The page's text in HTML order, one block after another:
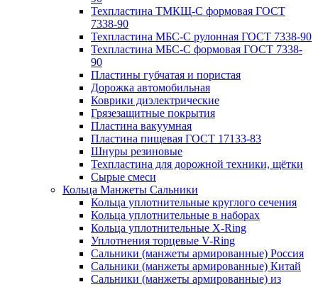
Техпластина ТМКЩ-С формовая ГОСТ
7338-90
Техпластина МБС-С рулонная ГОСТ 7338-90
Техпластина МБС-С формовая ГОСТ 7338-
90
Пластины губчатая и пористая
Дорожка автомобильная
Коврики диэлектрические
Грязезащитные покрытия
Пластина вакуумная
Пластина пищевая ГОСТ 17133-83
Шнуры резиновые
Техпластина для дорожной техники, щётки
Сырые смеси
Кольца Манжеты Сальники
Кольца уплотнительные круглого сечения
Кольца уплотнительные в наборах
Кольца уплотнительные Х-Ring
Уплотнения торцевые V-Ring
Сальники (манжеты армированные) Россия
Сальники (манжеты армированные) Китай
Сальники (манжеты армированные) из